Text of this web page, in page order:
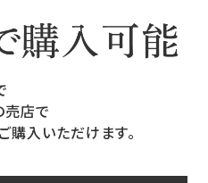
店で
購入いただけます。